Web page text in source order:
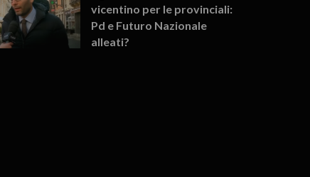
vicentino per le provinciali:
Pd e Futuro Nazionale
alleati?